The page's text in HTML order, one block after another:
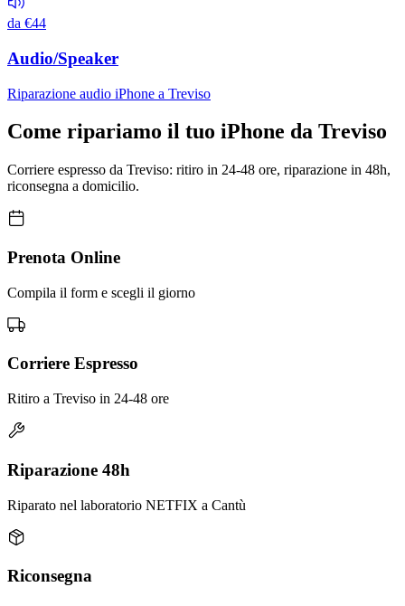
da €44
Audio/Speaker
Riparazione audio iPhone a Treviso
Come ripariamo il tuo iPhone da Treviso
Corriere espresso da Treviso: ritiro in 24-48 ore, riparazione in 48h,
riconsegna a domicilio.
Prenota Online
Compila il form e scegli il giorno
Corriere Espresso
Ritiro a Treviso in 24-48 ore
Riparazione 48h
Riparato nel laboratorio NETFIX a Cantù
Riconsegna